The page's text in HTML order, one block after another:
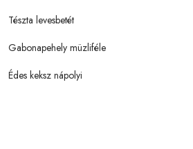
Tészta levesbetét
Gabonapehely müzliféle
Édes keksz nápolyi